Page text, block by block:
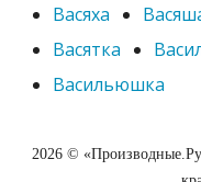
Васяха
Васятка
Васильюшка
2026 ©